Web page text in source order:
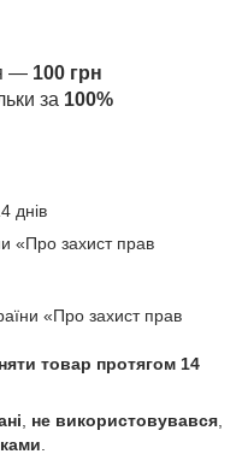
— 100 грн
за 100%
днів
«Про захист прав
«Про захист прав
товар протягом 14
не використовувався